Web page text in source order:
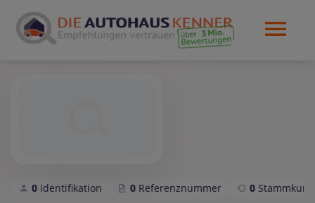
0 Identifikation 0 Referenznummer 0